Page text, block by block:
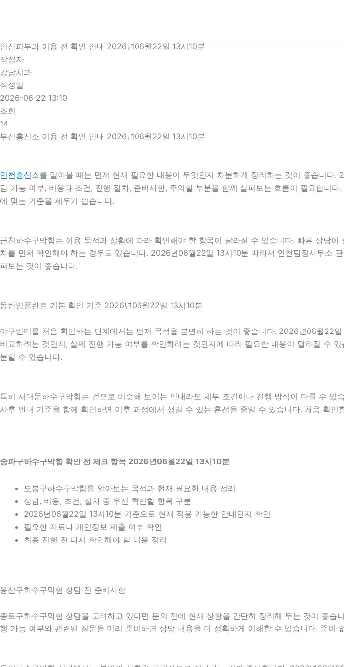
로
건
너
뛰
기
안산피부과 이용 전 확인 안내 2026년06월22일 13시10분
작성자
강남치과
작성일
2026-06-22 13:10
조회
14
부산흥신소 이용 전 확인 안내 2026년06월22일 13시10분
인천흥신소를 알아볼 때는 먼저 현재 필요한 내용이 무엇인지 차분하게 정리하는 것이 좋습니
담 가능 여부, 비용과 조건, 진행 절차, 준비사항, 주의할 부분을 함께 살펴보는 흐름이 필요합니
에 맞는 기준을 세우기 쉽습니다.
금천하수구막힘는 이용 목적과 상황에 따라 확인해야 할 항목이 달라질 수 있습니다. 빠른 상담
차를 먼저 확인해야 하는 경우도 있습니다. 2026년06월22일 13시10분 따라서 인천탐정사무소
펴보는 것이 좋습니다.
동탄임플란트 기본 확인 기준 2026년06월22일 13시10분
야구반티를 처음 확인하는 단계에서는 먼저 목적을 분명히 하는 것이 좋습니다. 2026년06월22
비교하려는 것인지, 실제 진행 가능 여부를 확인하려는 것인지에 따라 필요한 내용이 달라질 수
분할 수 있습니다.
특히 서대문하수구막힘는 겉으로 비슷해 보이는 안내라도 세부 조건이나 진행 방식이 다를 수
사후 안내 기준을 함께 확인하면 이후 과정에서 생길 수 있는 혼선을 줄일 수 있습니다. 처음 확
송파구하수구막힘 확인 전 체크 항목 2026년06월22일 13시10분
도봉구하수구막힘를 알아보는 목적과 현재 필요한 내용 정리
상담, 비용, 조건, 절차 중 우선 확인할 항목 구분
2026년06월22일 13시10분 기준으로 현재 적용 가능한 안내인지 확인
필요한 자료나 개인정보 제출 여부 확인
최종 진행 전 다시 확인해야 할 내용 정리
용산구하수구막힘 상담 전 준비사항
종로구하수구막힘 상담을 고려하고 있다면 문의 전에 현재 상황을 간단히 정리해 두는 것이 좋
행 가능 여부와 관련된 질문을 미리 준비하면 상담 내용을 더 정확하게 이해할 수 있습니다. 준